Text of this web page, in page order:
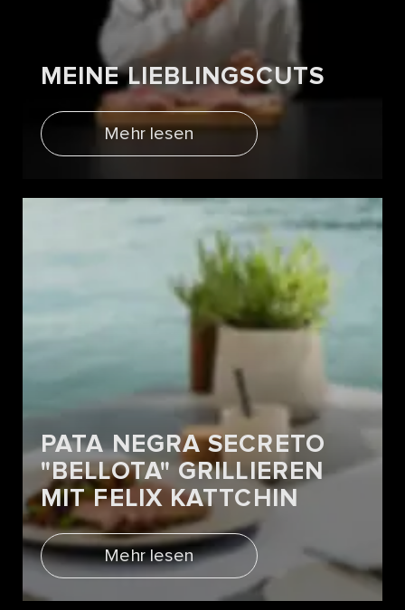
MEINE LIEBLINGSCUTS
Mehr lesen
PATA NEGRA SECRETO
"BELLOTA" GRILLIEREN
MIT FELIX KATTCHIN
Mehr lesen